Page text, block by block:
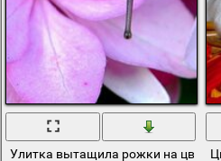
Улитка вытащила рожки на